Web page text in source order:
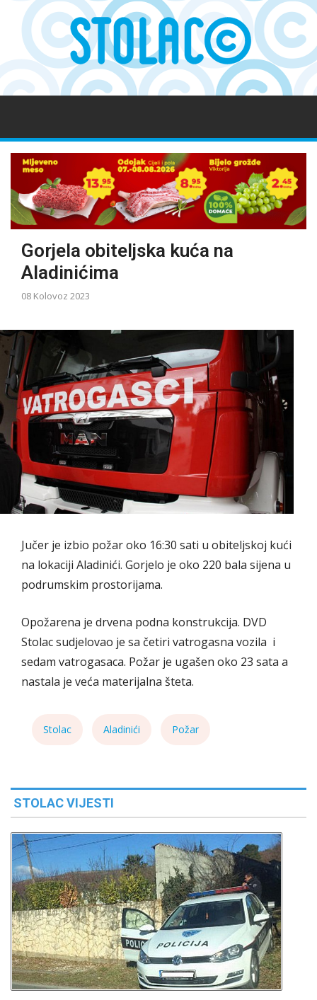
Gorjela obiteljska kuća na
Aladinićima
08 Kolovoz 2023
Jučer je izbio požar oko 16:30 sati u obiteljskoj kući
na lokaciji Aladinići. Gorjelo je oko 220 bala sijena u
podrumskim prostorijama.
Opožarena je drvena podna konstrukcija. DVD
Stolac sudjelovao je sa četiri vatrogasna vozila i
sedam vatrogasaca. Požar je ugašen oko 23 sata a
nastala je veća materijalna šteta.
Stolac Aladinići Požar
STOLAC VIJESTI